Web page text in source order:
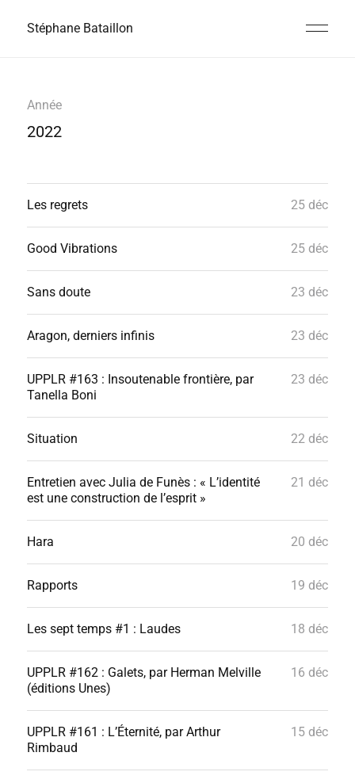
Stéphane Bataillon
Année
2022
Les regrets 25 déc
Good Vibrations 25 déc
Sans doute 23 déc
Aragon, derniers infinis 23 déc
UPPLR #163 : Insoutenable frontière, par
Tanella Boni
23 déc
Situation 22 déc
Entretien avec Julia de Funès : « L’identité
est une construction de l’esprit »
21 déc
Hara 20 déc
Rapports 19 déc
Les sept temps #1 : Laudes 18 déc
UPPLR #162 : Galets, par Herman Melville
(éditions Unes)
16 déc
UPPLR #161 : L’Éternité, par Arthur
Rimbaud
15 déc